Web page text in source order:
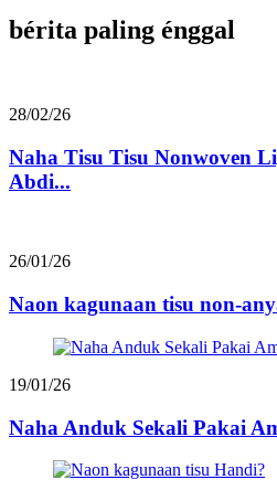
bérita paling énggal
28/02/26
Naha Tisu Tisu Nonwoven
Abdi...
26/01/26
Naon kagunaan tisu non-
19/01/26
Naha Anduk Sekali Pakai